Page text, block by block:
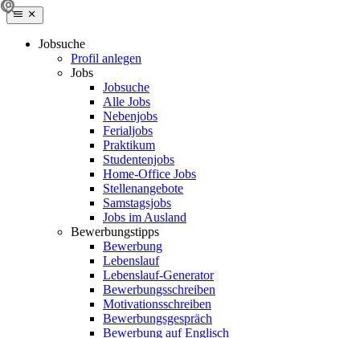
Jobsuche
Profil anlegen
Jobs
Jobsuche
Alle Jobs
Nebenjobs
Ferialjobs
Praktikum
Studentenjobs
Home-Office Jobs
Stellenangebote
Samstagsjobs
Jobs im Ausland
Bewerbungstipps
Bewerbung
Lebenslauf
Lebenslauf-Generator
Bewerbungsschreiben
Motivationsschreiben
Bewerbungsgespräch
Bewerbung auf Englisch